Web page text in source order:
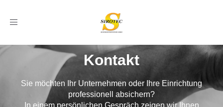
Toggle
Kontakt
Sie möchten Ihr Unternehmen oder Ihre Einrichtung
professionell absichern?
In einem persönlichen Gespräch zeigen wir Ihnen